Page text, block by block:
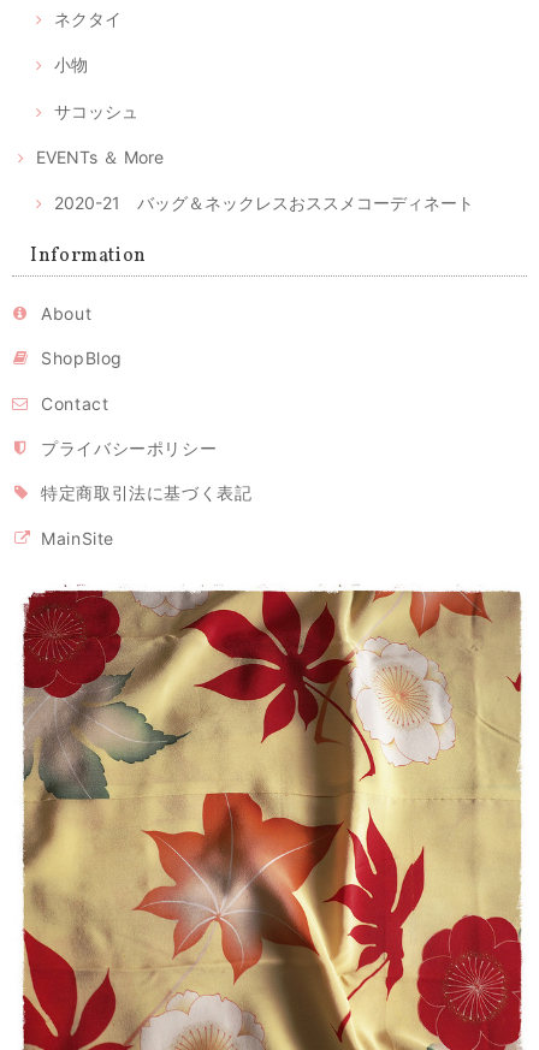
のでとてもありがたかったです。ケースが可愛らしくとてもいい色合い
合いもあります。 マスクの季節が終わってもこのケースは、ずっと手元
願いいたします。
2020/04/26
2020/04/26
マスク2枚とマスクケースのセット/タンポポ模様+レモンイエロー プレゼントにもおすすめ！
2020/04/26
留守家庭で働く友人に贈りました。現在マスクは高騰の中、手作りでお
揃いのケースまでつけての販売は、この価格で購入出来る事を感謝して
おります。 とても可愛い色でマスクを付けて子ども達の前で元気になっ
て欲しいです。 製作者の方へ 可愛い作品をありがとうございました。
ご自身もご自愛下さいませ。
この度はご購入ありがとうございました！ レビューも大変
励みになります。 保管していた生地がマスクに変身すると
きが来るとは、思ってもみませんでした。でも、つくった
ものがどなたかの役に立ち、少しでも気持ちを明るくして
ネクタイ
小物
サコッシュ
EVENTs ＆ More
2020-21 バッグ＆ネックレスおススメコーディネート
Information
About
ShopBlog
Contact
プライバシーポリシー
特定商取引法に基づく表記
MainSite